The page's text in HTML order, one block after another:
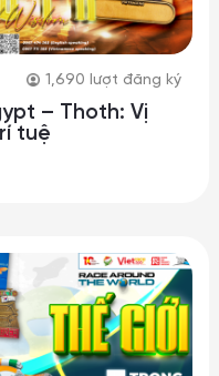
1,690 lượt đăng ký
– Thoth: Vị
tuệ